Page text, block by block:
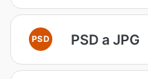
PSD PSD a JPG